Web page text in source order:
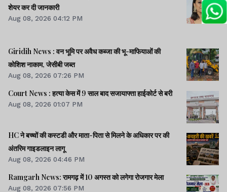
शेयर कर दी जानकारी
Aug 08, 2026 04:12 PM
Giridih News : वन भूमि पर अवैध कब्जा की भू-माफियाओं की
कोशिश नाकाम, जेसीबी जब्त
Aug 08, 2026 07:26 PM
Court News : हत्या केस में 9 साल बाद सजायाफ्ता हाईकोर्ट से बरी
Aug 08, 2026 01:07 PM
HC ने बच्चों की कस्टडी और माता-पिता से मिलने के अधिकार पर की
अंतरिम गाइडलाइन लागू
Aug 08, 2026 04:46 PM
Ramgarh News: रामगढ़ में 10 अगस्त को लगेगा रोजगार मेला
Aug 08, 2026 07:56 PM